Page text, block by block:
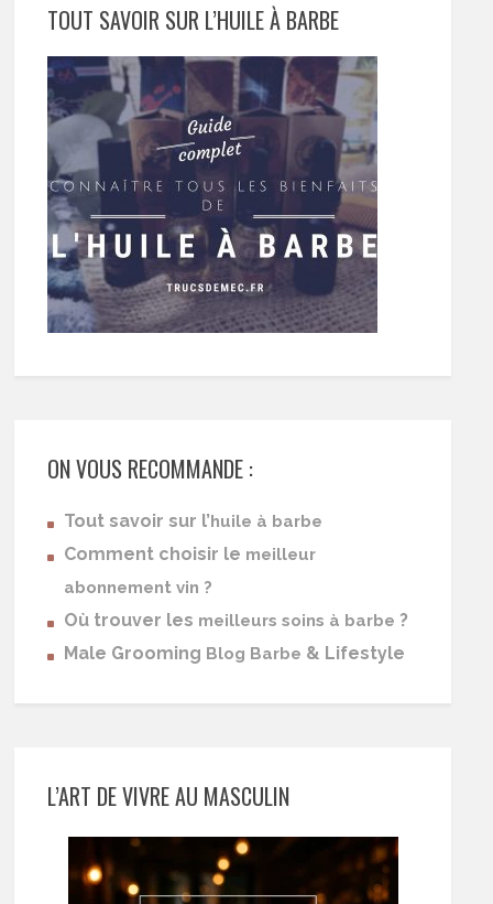
TOUT SAVOIR SUR L’HUILE À BARBE
ON VOUS RECOMMANDE :
Tout savoir sur l’huile à barbe
Comment choisir le meilleur
abonnement vin ?
Où trouver les meilleurs soins à barbe ?
Male Grooming Blog Barbe & Lifestyle
L’ART DE VIVRE AU MASCULIN